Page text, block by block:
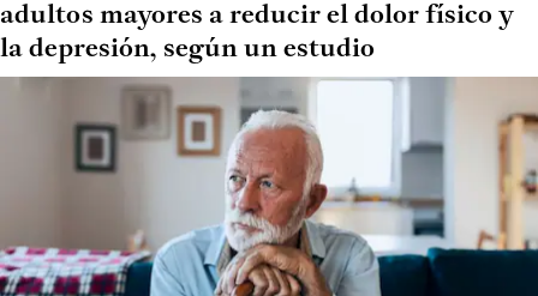
adultos mayores a reducir el dolor físico y
la depresión, según un estudio